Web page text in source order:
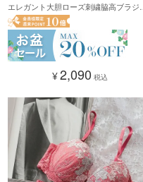
エレガント大胆ローズ刺繍脇高ブラジャ
ー&ショーツセット(ネイビー)(A～F /70
～75)
¥2,090 税込